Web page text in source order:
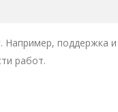
поддержка
работ.